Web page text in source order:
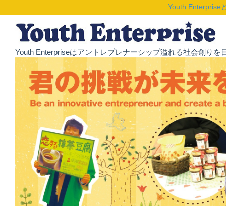
Youth Enterprise
Youth Enterpriseはアントレプレナーシップ溢れる社会創り